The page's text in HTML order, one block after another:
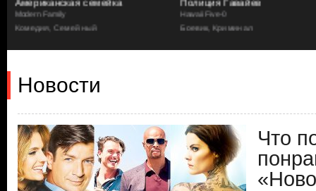
Hawaii Five-0
Боевик, Криминал
Blindspot
Детектив, Криминал, Боевик
Новости
Что